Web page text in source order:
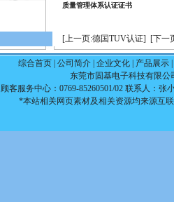
质量管理体系认证证书
[上一页:德国TUV认证] [下一
综合首页 公司简介 企业文化 产品展示
东莞市固基电子科技有限公
顾客服务中心：0769-85260501/02 联系人：张
*本站相关网页素材及相关资源均来源互